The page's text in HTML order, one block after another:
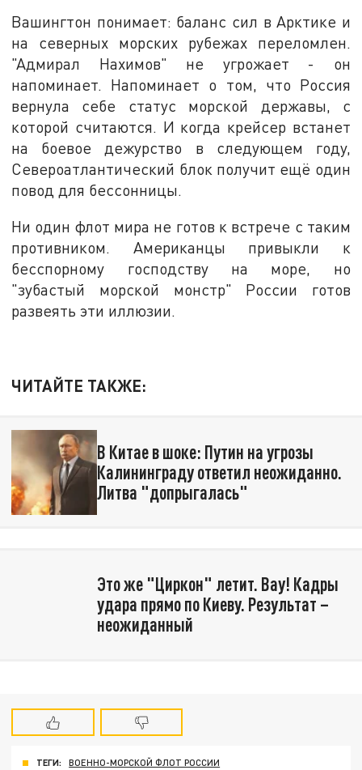
Вашингтон понимает: баланс сил в Арктике и
на северных морских рубежах переломлен.
"Адмирал Нахимов" не угрожает - он
напоминает. Напоминает о том, что Россия
вернула себе статус морской державы, с
которой считаются. И когда крейсер встанет
на боевое дежурство в следующем году,
Североатлантический блок получит ещё один
повод для бессонницы.
Ни один флот мира не готов к встрече с таким
противником. Американцы привыкли к
бесспорному господству на море, но
"зубастый морской монстр" России готов
развеять эти иллюзии.
ЧИТАЙТЕ ТАКЖЕ:
В Китае в шоке: Путин на угрозы
Калининграду ответил неожиданно.
Литва "допрыгалась"
Это же "Циркон" летит. Вау! Кадры
удара прямо по Киеву. Результат –
неожиданный
ТЕГИ: ВОЕННО-МОРСКОЙ ФЛОТ РОССИИ